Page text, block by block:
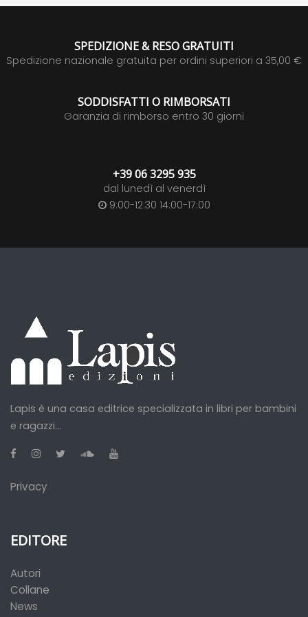
SPEDIZIONE & RESO GRATUITI
Spedizione nazionale gratuita per ordini superiori a 35,00 €
SODDISFATTI O RIMBORSATI
Garanzia di rimborso entro 30 giorni
+39 06 3295 935
dal lunedì al venerdì
9:00-12:30 14:00-17:00
Lapis è una casa editrice specializzata in libri per bambini
e ragazzi...
Privacy
EDITORE
Autori
Collane
News